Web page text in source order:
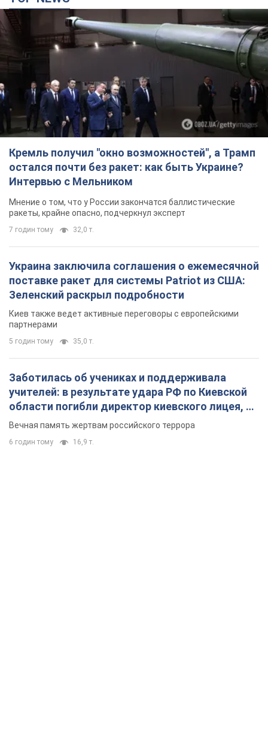
Кремль получил "окно возможностей", а Трамп
остался почти без ракет: как быть Украине?
Интервью с Мельником
Мнение о том, что у России закончатся баллистические
ракеты, крайне опасно, подчеркнул эксперт
7 годин тому 32,0 т.
Украина заключила соглашения о ежемесячной
поставке ракет для системы Patriot из США:
Зеленский раскрыл подробности
Киев также ведет активные переговоры с европейскими
партнерами
5 годин тому 35,0 т.
Заботилась об учениках и поддерживала
учителей: в результате удара РФ по Киевской
области погибли директор киевского лицея, её
муж и внук
Вечная память жертвам российского террора
6 годин тому 16,9 т.